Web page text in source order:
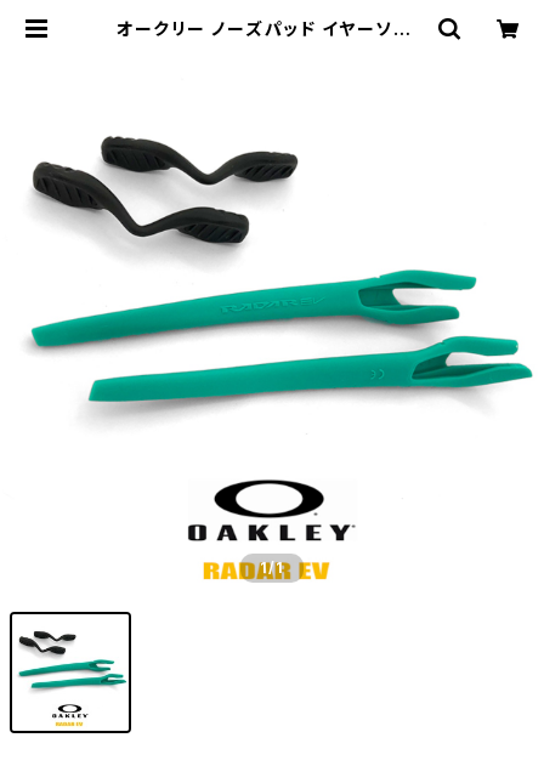
オークリー ノーズパッド イヤーソック
サングラス・帽子 の 通販
1/1